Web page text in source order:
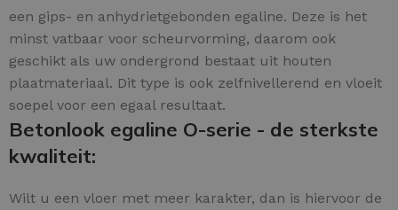
een gips- en anhydrietgebonden egaline. Deze is het
minst vatbaar voor scheurvorming, daarom ook
geschikt als uw ondergrond bestaat uit houten
plaatmateriaal. Dit type is ook zelfnivellerend en vloeit
soepel voor een egaal resultaat.
Betonlook egaline O-serie - de sterkste
kwaliteit:
Wilt u een vloer met meer karakter, dan is hiervoor de